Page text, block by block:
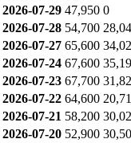
2026-07-29 47,950 0
2026-07-28 54,700
2026-07-27 65,600
2026-07-24 67,600
2026-07-23 67,700
2026-07-22 64,600
2026-07-21 58,200
2026-07-20 52,900